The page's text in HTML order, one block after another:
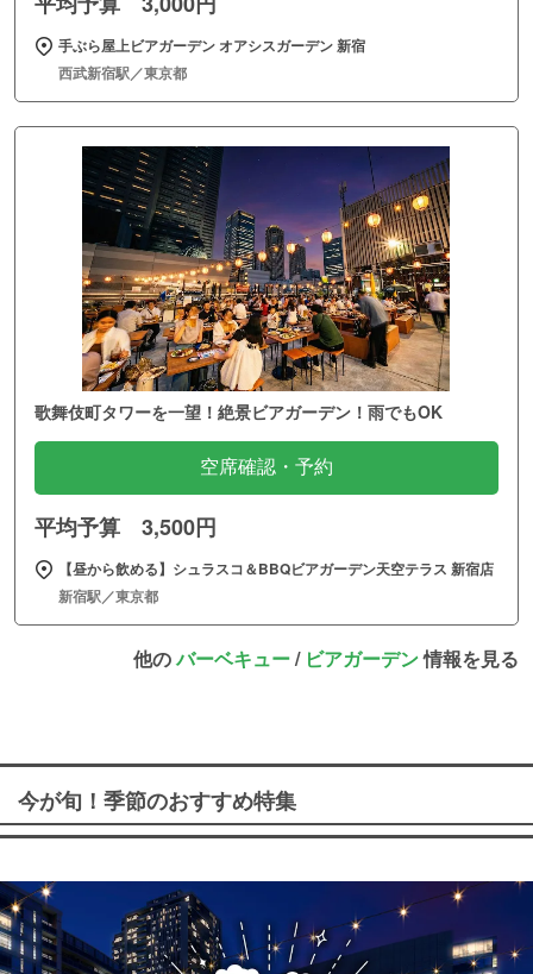
手ぶら屋上ビアガーデン オアシスガーデン 新宿
西武新宿駅／東京都
歌舞伎町タワーを一望！絶景ビアガーデン！雨でもOK
空席確認・予約
平均予算 3,500円
【昼から飲める】シュラスコ＆BBQビアガーデン天空テラス 新宿店
新宿駅／東京都
他のバーベキュー/ ビアガーデン情報を見る
今が旬！季節のおすすめ特集